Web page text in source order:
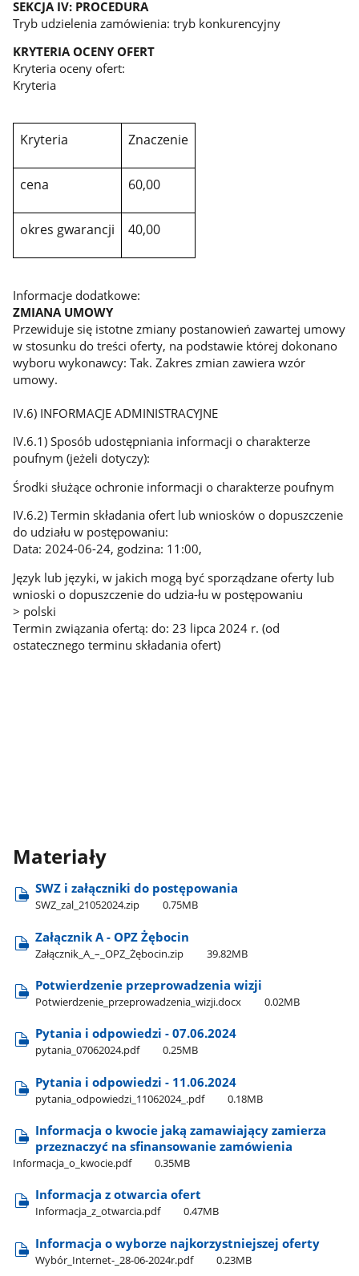
SEKCJA IV: PROCEDURA
Tryb udzielenia zamówienia: tryb konkurencyjny
KRYTERIA OCENY OFERT
Kryteria oceny ofert:
Kryteria
Kryteria Znaczenie
cena 60,00
okres gwarancji 40,00
Informacje dodatkowe:
ZMIANA UMOWY
Przewiduje się istotne zmiany postanowień zawartej umowy
w stosunku do treści oferty, na podstawie której dokonano
wyboru wykonawcy: Tak. Zakres zmian zawiera wzór
umowy.
IV.6) INFORMACJE ADMINISTRACYJNE
IV.6.1) Sposób udostępniania informacji o charakterze
poufnym (jeżeli dotyczy):
Środki służące ochronie informacji o charakterze poufnym
IV.6.2) Termin składania ofert lub wniosków o dopuszczenie
do udziału w postępowaniu:
Data: 2024-06-24, godzina: 11:00,
Język lub języki, w jakich mogą być sporządzane oferty lub
wnioski o dopuszczenie do udzia-łu w postępowaniu
> polski
Termin związania ofertą: do: 23 lipca 2024 r. (od
ostatecznego terminu składania ofert)
Materiały
SWZ i załączniki do postępowania
SWZ​_zal​_21052024.zip 0.75MB
Załącznik A - OPZ Żębocin
Załącznik​_A​_–​_OPZ​_Żębocin.zip 39.82MB
Potwierdzenie przeprowadzenia wizji
Potwierdzenie​_przeprowadzenia​_wizji.docx 0.02MB
Pytania i odpowiedzi - 07.06.2024
pytania​_07062024.pdf 0.25MB
Pytania i odpowiedzi - 11.06.2024
pytania​_odpowiedzi​_11062024​_.pdf 0.18MB
Informacja o kwocie jaką zamawiający zamierza
przeznaczyć na sfinansowanie zamówienia
Informacja​_o​_kwocie.pdf 0.35MB
Informacja z otwarcia ofert
Informacja​_z​_otwarcia.pdf 0.47MB
Informacja o wyborze najkorzystniejszej oferty
Wybór​_Internet-​_28-06-2024r.pdf 0.23MB